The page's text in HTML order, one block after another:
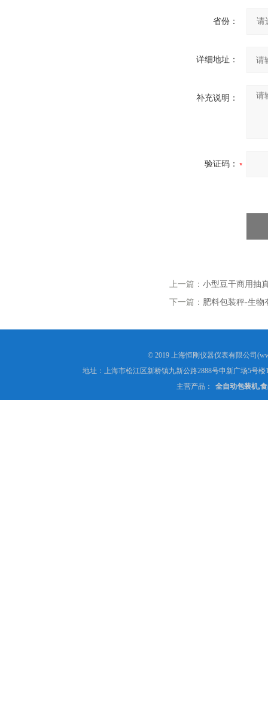
省份：
详细地址：
补充说明：
验证码：
上一篇： 小型豆干商用抽
下一篇： 肥料包装秤-生物
© 2019 上海恒刚仪器仪表有限公司
地址：上海市松江区新桥镇九新公路2888号申新广场5号楼
主营产品：
全自动包装机,